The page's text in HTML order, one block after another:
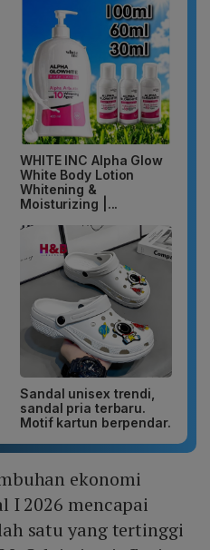
WHITE INC Alpha Glow
White Body Lotion
Whitening &
Moisturizing |...
Sandal unisex trendi,
sandal pria terbaru.
Motif kartun berpendar.
ekonomi
I 2026 mencapai
satu yang tertinggi